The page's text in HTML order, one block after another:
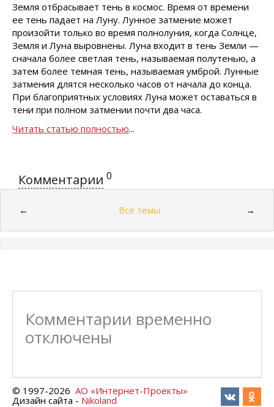
Земля отбрасывает тень в космос. Время от времени
ее тень падает на Луну. Лунное затмение может
произойти только во время полнолуния, когда Солнце,
Земля и Луна выровнены. Луна входит в тень Земли —
сначала более светлая тень, называемая полутенью, а
затем более темная тень, называемая умброй. Лунные
затмения длятся несколько часов от начала до конца.
При благоприятных условиях Луна может оставаться в
тени при полном затмении почти два часа.
Читать статью полностью...
Комментарии 0
← Все темы →
Комментарии временно
отключены
© 1997-2026 АО «Интернет-Проекты»
Дизайн сайта - Nikoland